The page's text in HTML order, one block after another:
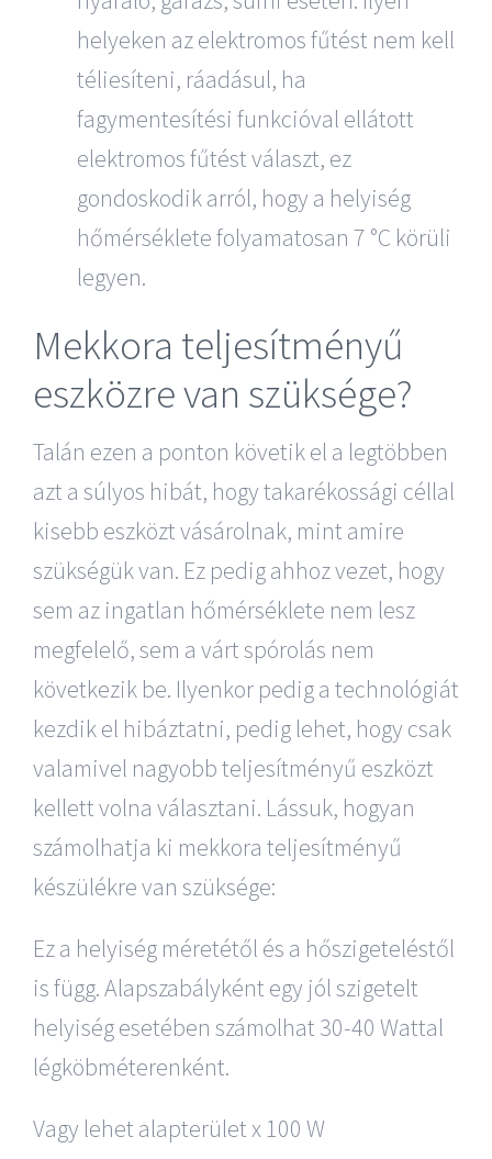
helyeken az elektromos fűtést nem kell
téliesíteni, ráadásul, ha
fagymentesítési funkcióval ellátott
elektromos fűtést választ, ez
gondoskodik arról, hogy a helyiség
hőmérséklete folyamatosan 7 °C körüli
legyen.
Mekkora teljesítményű
eszközre van szüksége?
Talán ezen a ponton követik el a legtöbben
azt a súlyos hibát, hogy takarékossági céllal
kisebb eszközt vásárolnak, mint amire
szükségük van. Ez pedig ahhoz vezet, hogy
sem az ingatlan hőmérséklete nem lesz
megfelelő, sem a várt spórolás nem
következik be. Ilyenkor pedig a technológiát
kezdik el hibáztatni, pedig lehet, hogy csak
valamivel nagyobb teljesítményű eszközt
kellett volna választani. Lássuk, hogyan
számolhatja ki mekkora teljesítményű
készülékre van szüksége:
Ez a helyiség méretétől és a hőszigeteléstől
is függ. Alapszabályként egy jól szigetelt
helyiség esetében számolhat 30-40 Wattal
légköbméterenként.
Vagy lehet alapterület x 100 W